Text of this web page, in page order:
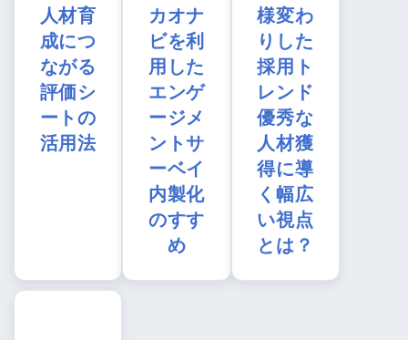
人材育
成につ
ながる
評価シ
ートの
活用法
カオナ
ビを利
用した
エンゲ
ージメ
ントサ
ーベイ
内製化
のすす
め
様変わ
りした
採用ト
レンド
優秀な
人材獲
得に導
く幅広
い視点
とは？